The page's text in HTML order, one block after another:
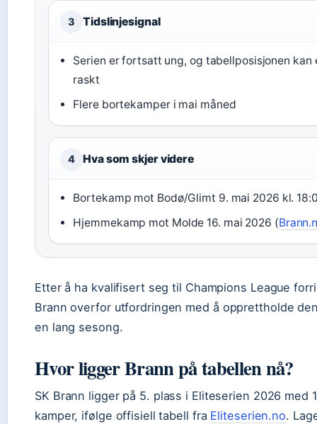
3 Tidslinjesignal
Serien er fortsatt ung, og tabellposisjonen kan
raskt
Flere bortekamper i mai måned
4 Hva som skjer videre
Bortekamp mot Bodø/Glimt 9. mai 2026 kl.
Hjemmekamp mot Molde 16. mai 2026 (
Etter å ha kvalifisert seg til Champions League
Brann overfor utfordringen med å opprettholde
en lang sesong.
Hvor ligger Brann på tabellen nå?
SK Brann ligger på 5. plass i Eliteserien 2026 med
kamper, ifølge offisiell tabell fra Eliteserien.no.